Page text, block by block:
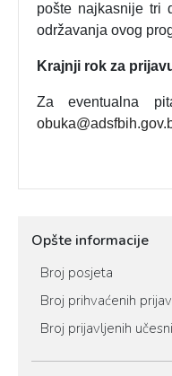
pošte najkasnije tri
održavanja ovog
Krajnji rok za
Za eventualna
Opšte informacije
Broj posjeta
Broj prihvaćenih
Broj prijavljenih